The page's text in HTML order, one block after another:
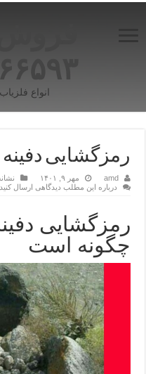
انواع
رمزگشایی دفینه
amd مهر ۹, ۱۴۰۱
درباره این مطلب دیدگاهی ارسال کنید
رمزگشایی
چگونه است